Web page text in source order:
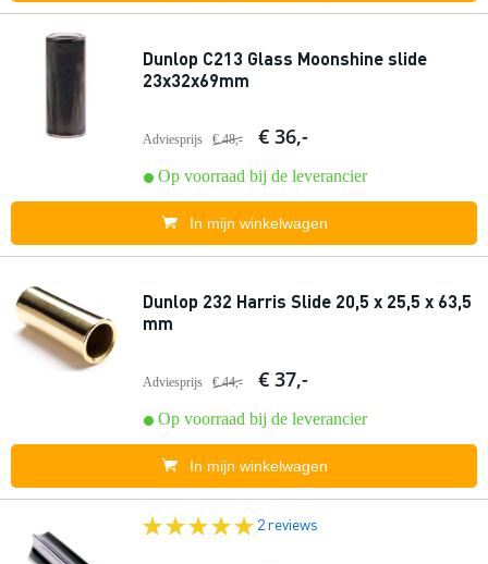
Dunlop C213 Glass Moonshine slide
23x32x69mm
Adviesprijs € 48,- € 36,-
Op voorraad bij de leverancier
In mijn winkelwagen
Dunlop 232 Harris Slide 20,5 x 25,5 x 63,5
mm
Adviesprijs € 44,- € 37,-
Op voorraad bij de leverancier
In mijn winkelwagen
2 reviews